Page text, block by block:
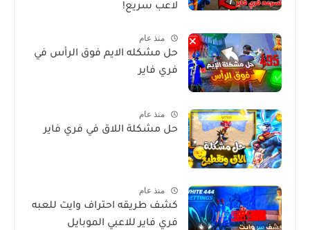
لاعب سريع!
منذ عام
حل مشكله الايم فوق الرأس في
فري فاير
منذ عام
حل مشكلة اللاق في فري فاير
منذ عام
كشف طريقه احتراف وايت للعبه
فري فاير للاعبي الموبايل